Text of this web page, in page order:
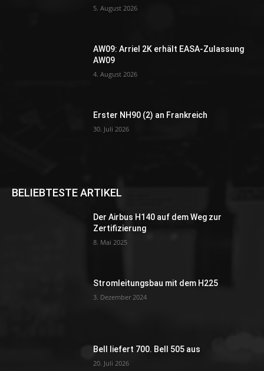
5. August 2026
AW09: Arriel 2K erhält EASA-Zulassung
AW09
4. August 2026
Erster NH90 (2) an Frankreich
30. Juli 2026
BELIEBTESTE ARTIKEL
Der Airbus H140 auf dem Weg zur
Zertifizierung
8. Mai 2025
Stromleitungsbau mit dem H225
3. Dezember 2024
Bell liefert 700. Bell 505 aus
20. Juli 2026